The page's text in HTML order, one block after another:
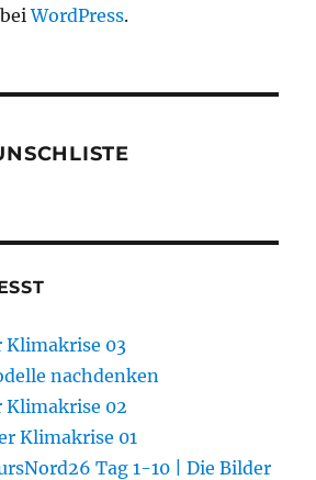
beiWordPress.
Klimakrise 03
nachdenken
Klimakrise 02
Klimakrise 01
Tag 1-10 | Die Bilder